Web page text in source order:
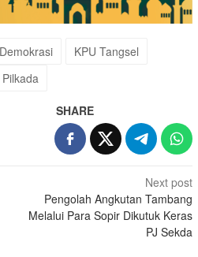
KPU Tangsel
SHARE
Next post
Pengolah Angkutan Tambang
Melalui Para Sopir Dikutuk Keras
PJ Sekda